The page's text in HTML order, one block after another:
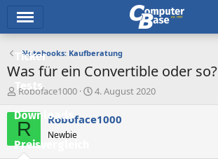
Ticker
Tests
Downloads
Preisvergleich
Notebooks: Kaufberatung
Was für ein Convertible oder so?
E
s
t
e
Roboface1000
E
s
4. August 2020
R Roboface1000
Newbie